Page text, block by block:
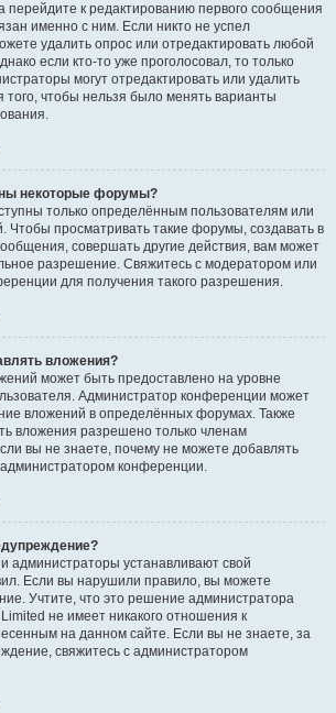
перейдите к редактированию первого сообщения
именно с ним. Если никто не успел
удалить опрос или отредактировать любой
если кто-то уже проголосовал, то только
могут отредактировать или удалить
того, чтобы нельзя было менять варианты
некоторые форумы?
только определённым пользователям или
Чтобы просматривать такие форумы, создавать в
совершать другие действия, вам может
разрешение. Свяжитесь с модератором или
для получения такого разрешения.
вложения?
может быть предоставлено на уровне
Администратор конференции может
вложений в определённых форумах. Также
вложения разрешено только членам
вы не знаете, почему не можете добавлять
конференции.
администраторы устанавливают свой
Если вы нарушили правило, вы можете
Учтите, что это решение администратора
не имеет никакого отношения к
на данном сайте. Если вы не знаете, за
свяжитесь с администратором